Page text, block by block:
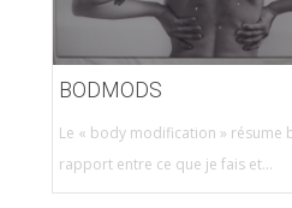
BODMODS
Le « body modification » résume
rapport entre ce que je fais et...